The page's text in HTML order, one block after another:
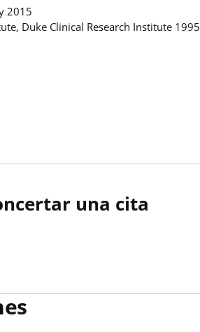
2015
Duke Clinical Research Institute 1995
una cita